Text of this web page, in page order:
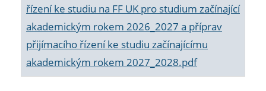
řízení ke studiu na FF UK pro studium začínající
akademickým rokem 2026_2027 a příprav
přijímacího řízení ke studiu začínajícímu
akademickým rokem 2027_2028.pdf